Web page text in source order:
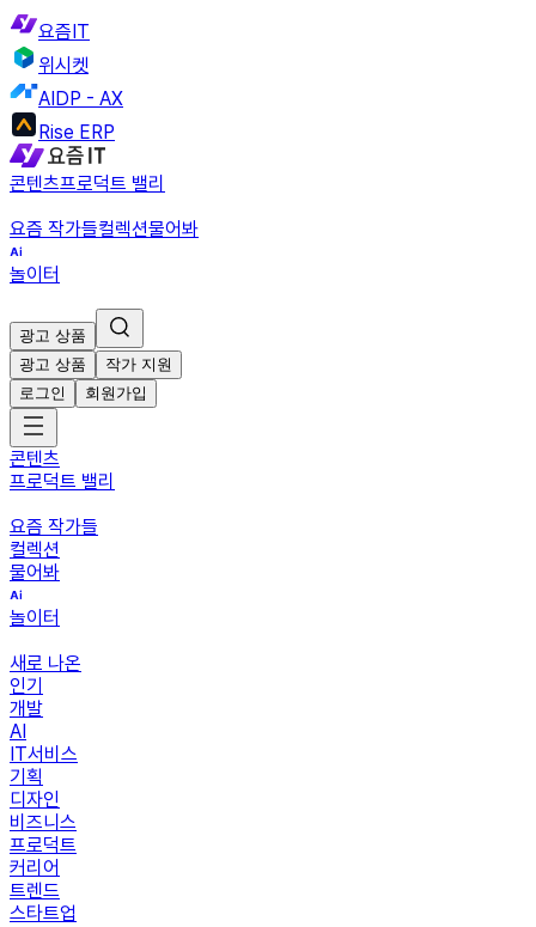
요즘IT
위시켓
AIDP - AX
Rise ERP
콘텐츠프로덕트 밸리
요즘 작가들컬렉션물어봐
놀이터
광고 상품
광고 상품
작가 지원
로그인
회원가입
콘텐츠
프로덕트 밸리
요즘 작가들
컬렉션
물어봐
놀이터
새로 나온
인기
개발
AI
IT서비스
기획
디자인
비즈니스
프로덕트
커리어
트렌드
스타트업